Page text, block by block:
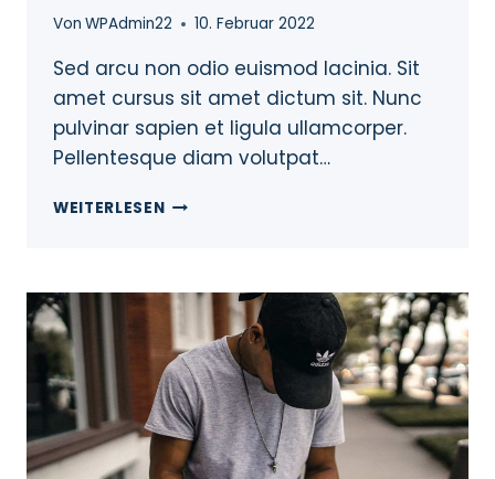
Von WPAdmin22 10. Februar 2022
Sed arcu non odio euismod lacinia. Sit
amet cursus sit amet dictum sit. Nunc
pulvinar sapien et ligula ullamcorper.
Pellentesque diam volutpat…
WEITERLESEN